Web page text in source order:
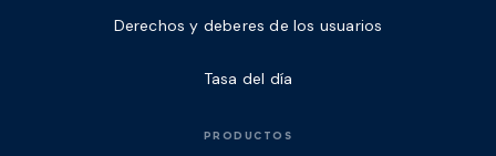
Derechos y deberes de los usuarios
Tasa del día
PRODUCTOS